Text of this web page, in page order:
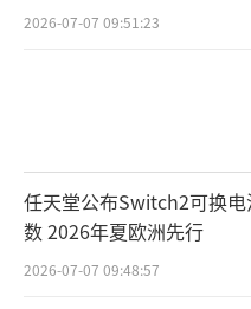
2026-07-07 09:51:23
任天堂公布Switch2可换
数 2026年夏欧洲先行
2026-07-07 09:48:57